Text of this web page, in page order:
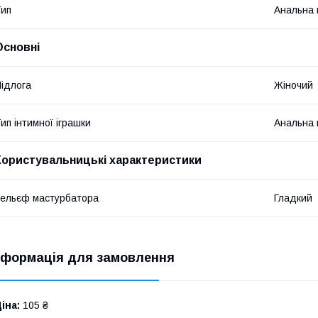
Анальна
Жіночий
інтимної іграшки Анальна
характеристики
мастурбатора Гладкий
для замовлення
105 ₴